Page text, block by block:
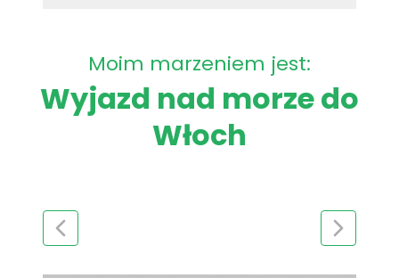
Moim marzeniem jest:
Wyjazd nad morze do
Włoch